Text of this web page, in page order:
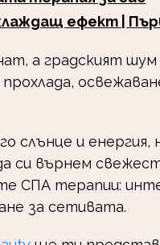
ефект |
а градският
слънце и енергия,
да си върнем
СПА терапии:
за сетивата.